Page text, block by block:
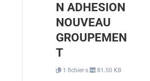
N ADHESION
NOUVEAU
GROUPEMEN
T
1 fichier·s 81.50 KB